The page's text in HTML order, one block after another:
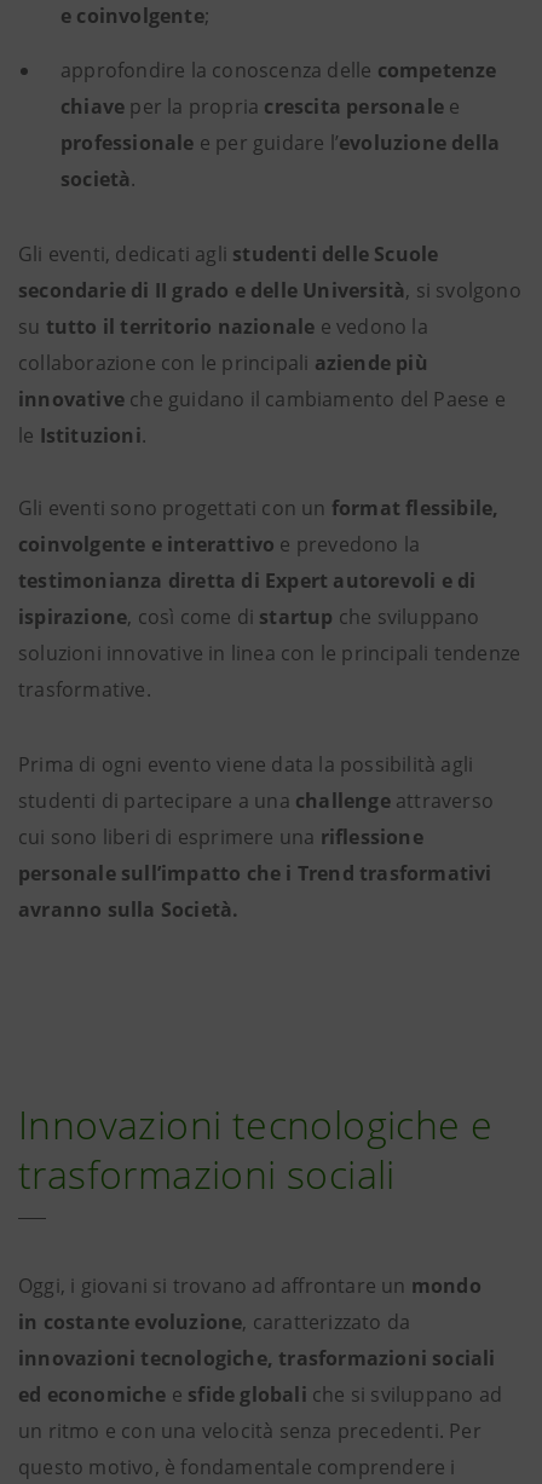
e coinvolgente;
approfondire la conoscenza delle competenze
chiave per la propria crescita personale e
professionale e per guidare l’evoluzione della
società.
Gli eventi, dedicati agli studenti delle Scuole
secondarie di II grado e delle Università, si svolgono
su tutto il territorio nazionale e vedono la
collaborazione con le principali aziende più
innovative che guidano il cambiamento del Paese e
le Istituzioni.
Gli eventi sono progettati con un format flessibile,
coinvolgente e interattivo e prevedono la
testimonianza diretta di Expert autorevoli e di
ispirazione, così come di startup che sviluppano
soluzioni innovative in linea con le principali tendenze
trasformative.
Prima di ogni evento viene data la possibilità agli
studenti di partecipare a una challengeattraverso
cui sono liberi di esprimere una riflessione
personale sull’impatto che i Trend trasformativi
avranno sulla Società.
Innovazioni tecnologiche e
trasformazioni sociali
Oggi, i giovani si trovano ad affrontare un mondo
in costante evoluzione, caratterizzato da
innovazioni tecnologiche, trasformazioni sociali
ed economiche e sfide globali che si sviluppano ad
un ritmo e con una velocità senza precedenti. Per
questo motivo, è fondamentale comprendere i